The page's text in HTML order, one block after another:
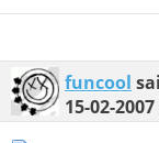
funcool
15-02-2007